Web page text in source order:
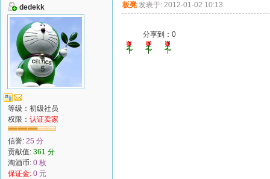
dedekk
等级：初级社员
权限： 认证卖家
信誉: 25 分
贡献值: 361 分
淘酒币: 0 枚
保证金: 0 元
板凳 发表于: 2012-01-02 10:13
分享到： 0